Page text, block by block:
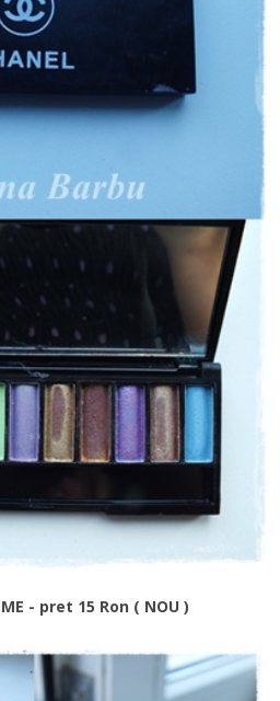
- pret 15 Ron ( NOU )